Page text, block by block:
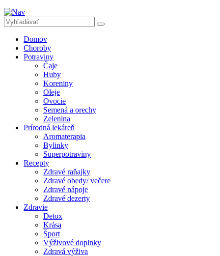
Domov
Choroby
Potraviny
Čaje
Huby
Koreniny
Oleje
Ovocie
Semená a orechy
Zelenina
Prírodná lekáreň
Aromaterapia
Bylinky
Superpotraviny
Recepty
Zdravé raňajky
Zdravé obedy/ večere
Zdravé nápoje
Zdravé dezerty
Zdravie
Detox
Krása
Šport
Výživové doplnky
Zdravá výživa